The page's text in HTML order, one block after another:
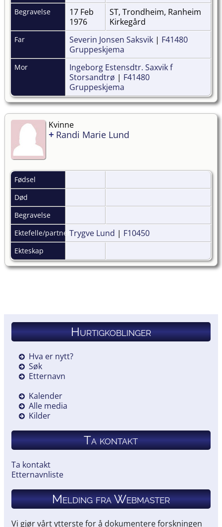
Begravelse
17 Feb
1976
ST, Trondheim, Ranheim
Kirkegård
Far Severin Jonsen Saksvik | F41480
Gruppeskjema
Mor
Ingeborg Estensdtr. Saxvik f
Storsandtrø | F41480
Gruppeskjema
Kvinne
+ Randi Marie Lund
Fødsel
Død
Begravelse
Ektefelle/partnerTrygve Lund | F10450
Ekteskap
Hurtigkoblinger
Hva er nytt?
Søk
Etternavn
Kalender
Alle media
Kilder
Ta kontakt
Ta kontakt
Etternavnliste
Melding fra Webmaster
Vi gjør vårt ytterste for å dokumentere forskningen